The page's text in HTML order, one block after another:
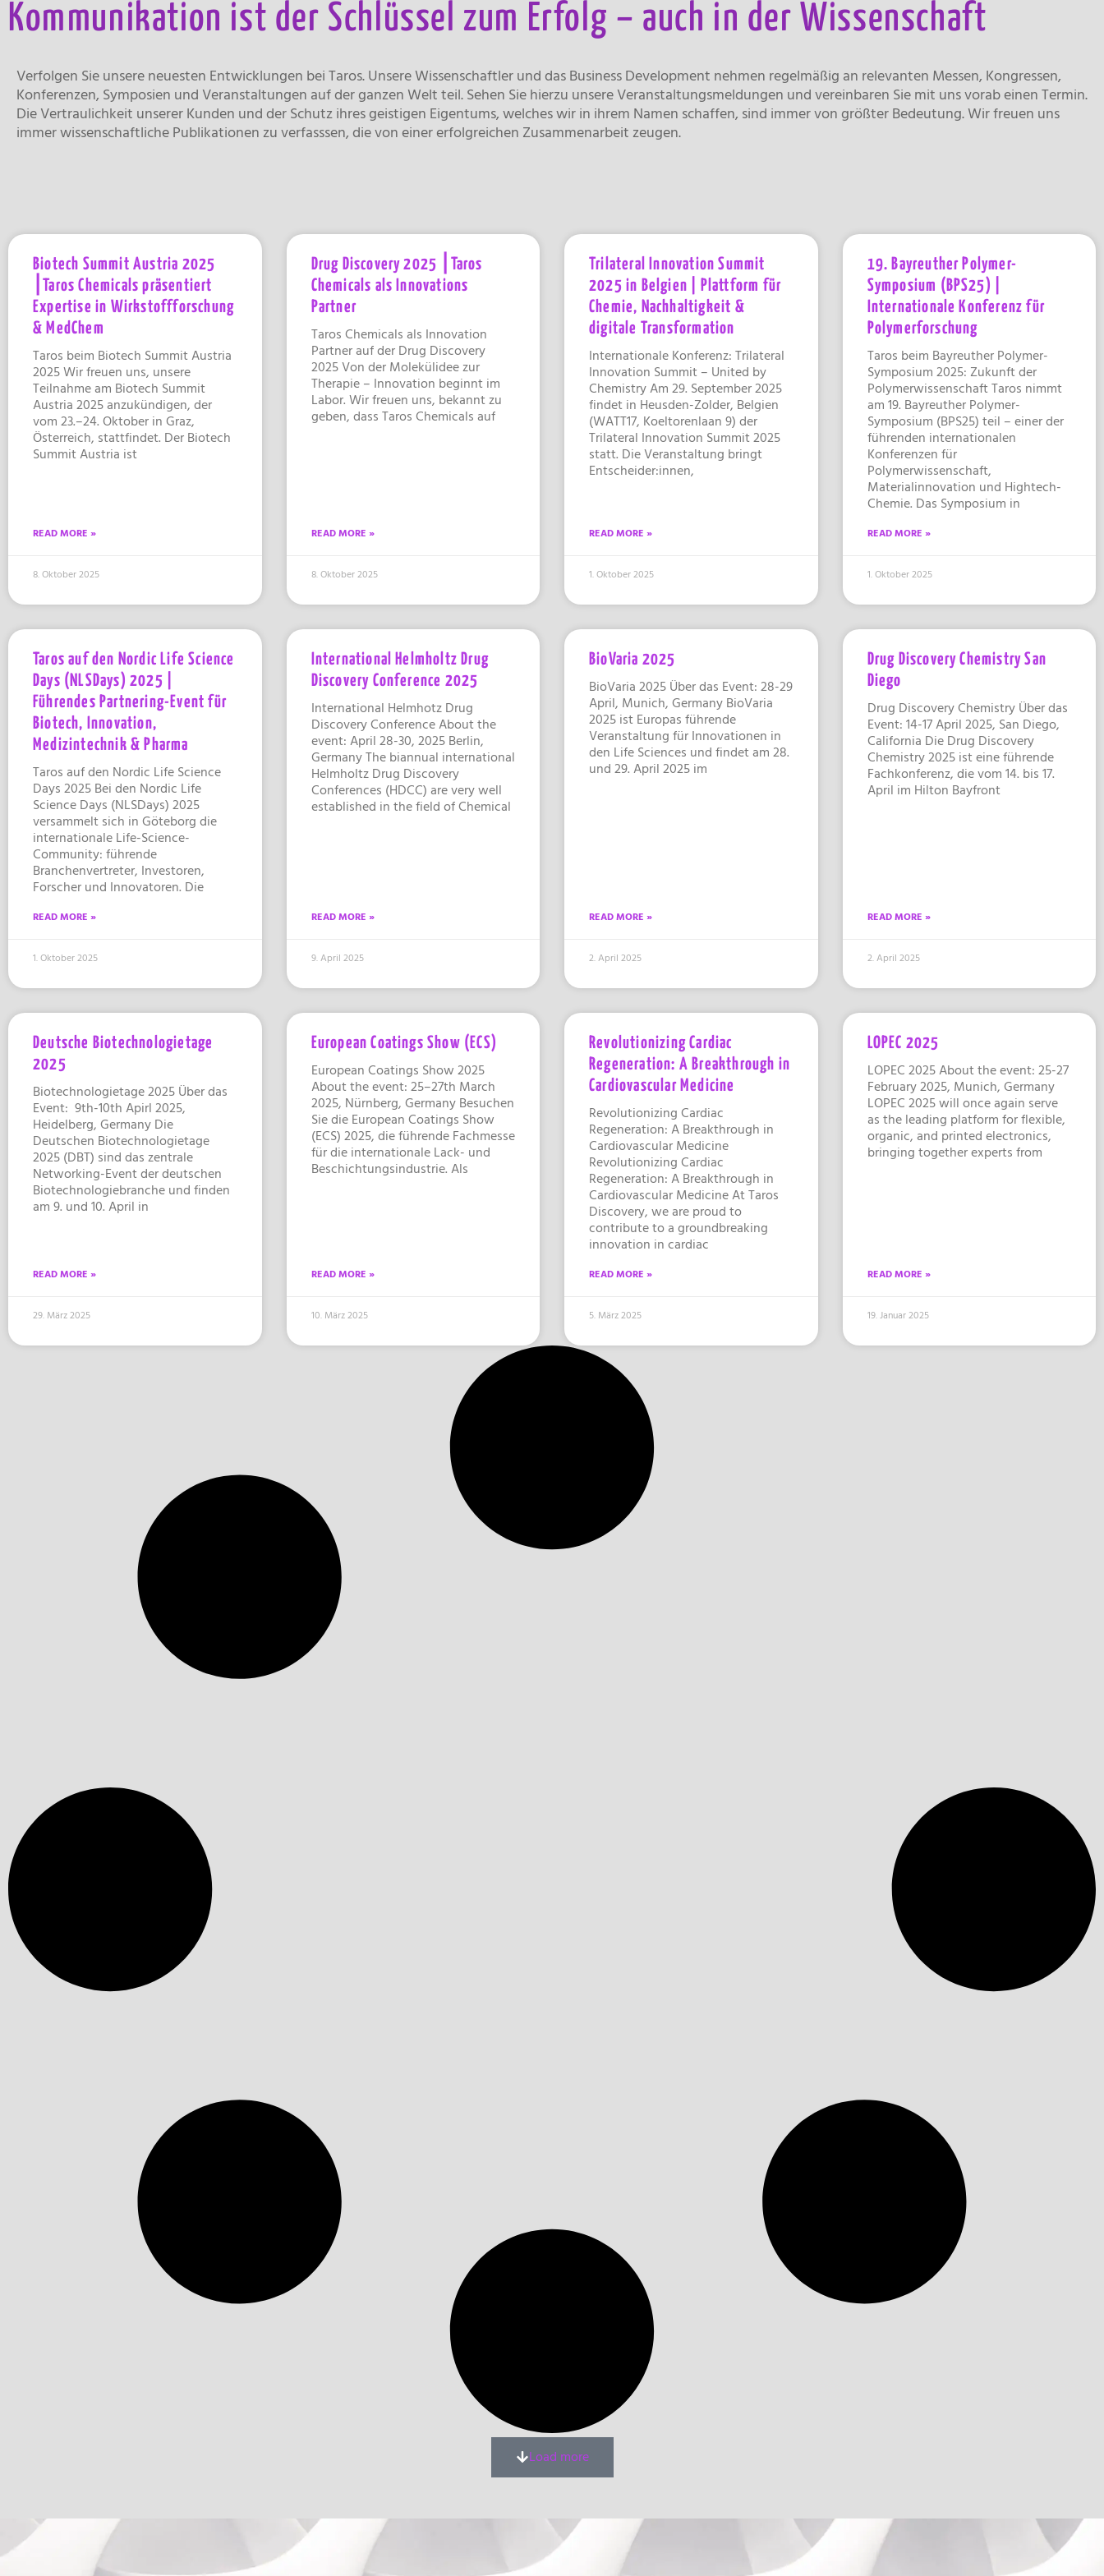
Kommunikation ist der Schlüssel zum Erfolg – auch in der Wissenschaft
Verfolgen Sie unsere neuesten Entwicklungen bei Taros. Unsere Wissenschaftler und das Business Development nehmen regelmäßig an relevanten Messen, Kongressen,
Konferenzen, Symposien und Veranstaltungen auf der ganzen Welt teil. Sehen Sie hierzu unsere Veranstaltungsmeldungen und vereinbaren Sie mit uns vorab einen Termin.
Die Vertraulichkeit unserer Kunden und der Schutz ihres geistigen Eigentums, welches wir in ihrem Namen schaffen, sind immer von größter Bedeutung. Wir freuen uns
immer wissenschaftliche Publikationen zu verfasssen, die von einer erfolgreichen Zusammenarbeit zeugen.
Biotech Summit Austria 2025
⎮Taros Chemicals präsentiert
Expertise in Wirkstoffforschung
& MedChem
Taros beim Biotech Summit Austria
2025 Wir freuen uns, unsere
Teilnahme am Biotech Summit
Austria 2025 anzukündigen, der
vom 23.–24. Oktober in Graz,
Österreich, stattfindet. Der Biotech
Summit Austria ist
READ MORE »
8. Oktober 2025
Drug Discovery 2025 ⎮Taros
Chemicals als Innovations
Partner
Taros Chemicals als Innovation
Partner auf der Drug Discovery
2025 Von der Molekülidee zur
Therapie – Innovation beginnt im
Labor. Wir freuen uns, bekannt zu
geben, dass Taros Chemicals auf
READ MORE »
8. Oktober 2025
Trilateral Innovation Summit
2025 in Belgien | Plattform für
Chemie, Nachhaltigkeit &
digitale Transformation
Internationale Konferenz: Trilateral
Innovation Summit – United by
Chemistry Am 29. September 2025
findet in Heusden-Zolder, Belgien
(WATT17, Koeltorenlaan 9) der
Trilateral Innovation Summit 2025
statt. Die Veranstaltung bringt
Entscheider:innen,
READ MORE »
1. Oktober 2025
19. Bayreuther Polymer-
Symposium (BPS25) |
Internationale Konferenz für
Polymerforschung
Taros beim Bayreuther Polymer-
Symposium 2025: Zukunft der
Polymerwissenschaft Taros nimmt
am 19. Bayreuther Polymer-
Symposium (BPS25) teil – einer der
führenden internationalen
Konferenzen für
Polymerwissenschaft,
Materialinnovation und Hightech-
Chemie. Das Symposium in
READ MORE »
1. Oktober 2025
Taros auf den Nordic Life Science
Days (NLSDays) 2025 |
Führendes Partnering-Event für
Biotech, Innovation,
Medizintechnik & Pharma
Taros auf den Nordic Life Science
Days 2025 Bei den Nordic Life
Science Days (NLSDays) 2025
versammelt sich in Göteborg die
internationale Life-Science-
Community: führende
Branchenvertreter, Investoren,
Forscher und Innovatoren. Die
READ MORE »
1. Oktober 2025
International Helmholtz Drug
Discovery Conference 2025
International Helmhotz Drug
Discovery Conference About the
event: April 28-30, 2025 Berlin,
Germany The biannual international
Helmholtz Drug Discovery
Conferences (HDCC) are very well
established in the field of Chemical
READ MORE »
9. April 2025
BioVaria 2025
BioVaria 2025 Über das Event: ​28-29
April, Munich, Germany BioVaria
2025 ist Europas führende
Veranstaltung für Innovationen in
den Life Sciences und findet am 28.
und 29. April 2025 im
READ MORE »
2. April 2025
Drug Discovery Chemistry San
Diego
Drug Discovery Chemistry Über das
Event: 14-17 April 2025, San Diego,
California ​Die Drug Discovery
Chemistry 2025 ist eine führende
Fachkonferenz, die vom 14. bis 17.
April im Hilton Bayfront
READ MORE »
2. April 2025
Deutsche Biotechnologietage
2025
Biotechnologietage 2025 Über das
Event: 9th-10th Apirl 2025,
Heidelberg, Germany Die
Deutschen Biotechnologietage
2025 (DBT) sind das zentrale
Networking-Event der deutschen
Biotechnologiebranche und finden
am 9. und 10. April in
READ MORE »
29. März 2025
European Coatings Show (ECS)
European Coatings Show 2025
About the event: 25–27th March
2025, Nürnberg, Germany Besuchen
Sie die European Coatings Show
(ECS) 2025, die führende Fachmesse
für die internationale Lack- und
Beschichtungsindustrie. Als
READ MORE »
10. März 2025
Revolutionizing Cardiac
Regeneration: A Breakthrough in
Cardiovascular Medicine
Revolutionizing Cardiac
Regeneration: A Breakthrough in
Cardiovascular Medicine
Revolutionizing Cardiac
Regeneration: A Breakthrough in
Cardiovascular Medicine At Taros
Discovery, we are proud to
contribute to a groundbreaking
innovation in cardiac
READ MORE »
5. März 2025
LOPEC 2025
LOPEC 2025 About the event: 25-27
February 2025, Munich, Germany
LOPEC 2025 will once again serve
as the leading platform for flexible,
organic, and printed electronics,
bringing together experts from
READ MORE »
19. Januar 2025
Load more